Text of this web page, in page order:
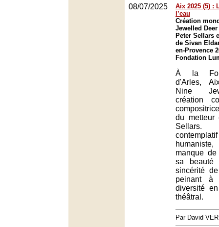
08/07/2025
Aix 2025 (5) :
l’eau
Création
Jewelled
Peter Sellars
de Sivan
en-Provence
Fondation
À la
d'Arles,
Nine
création
du metteur
Sellars.
manque de
sa beauté
sincérité
peinant à
diversité
théâtral.
Par David